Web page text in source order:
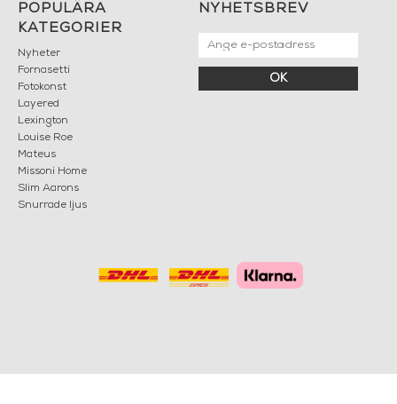
POPULÄRA
KATEGORIER
Nyheter
Fornasetti
Fotokonst
Layered
Lexington
Louise Roe
Mateus
Missoni Home
Slim Aarons
Snurrade ljus
NYHETSBREV
OK